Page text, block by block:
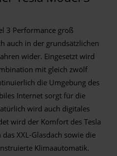
3 Performance groß
auch in der grundsätzlichen
wider. Eingesetzt wird
mit gleich zwölf
die Umgebung des
Internet sorgt für die
wird auch digitales
wird der Komfort des Tesla
XXL-Glasdach sowie die
Klimaautomatik.